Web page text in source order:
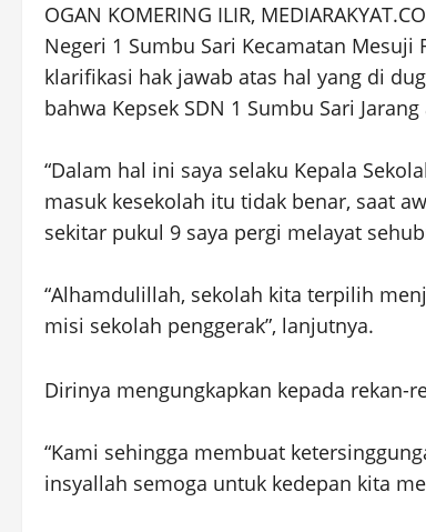
OGAN KOMERING ILIR,
Negeri 1 Sumbu Sari Kecamatan Mesuji
klarifikasi hak jawab atas hal yang di
bahwa Kepsek SDN 1 Sumbu Sari
“Dalam hal ini saya selaku Kepala
masuk kesekolah itu tidak benar, saat
sekitar pukul 9 saya pergi melayat
“Alhamdulillah, sekolah kita terpilih
misi sekolah penggerak”, lanjutnya.
Dirinya mengungkapkan kepada
“Kami sehingga membuat
insyallah semoga untuk kedepan kita